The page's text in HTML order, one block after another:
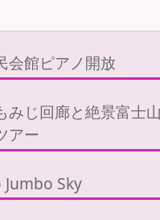
会館ピアノ開放
みじ回廊と絶景富士
アー
Sky